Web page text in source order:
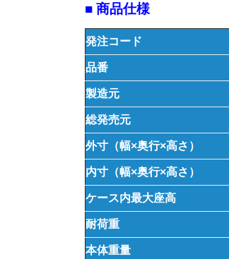
■ 商品仕様
発注コード
品番
製造元
総発売元
外寸（幅×奥行×高さ）
内寸（幅×奥行×高さ）
ケース内最大座高
耐荷重
本体重量